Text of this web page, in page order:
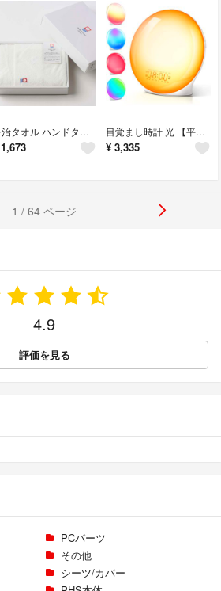
今治タオル ハンドタオル1枚 フェイスタオル1枚 国産 ホワイト プレミアム ギ
1,673
目覚まし時計 光 【平日/休日アラーム&Bluetooth音楽】 目覚ましライト
¥ 3,335
1 / 64 ページ
4.9
評価を見る
PCパーツ
その他
シーツ/カバー